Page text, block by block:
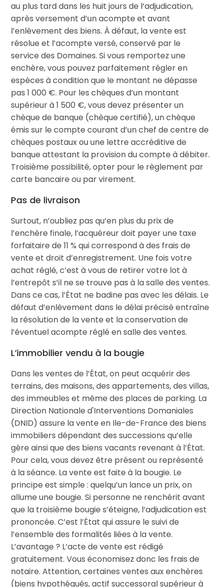
au plus tard dans les huit jours de l’adjudication,
après versement d’un acompte et avant
l’enlèvement des biens. À défaut, la vente est
résolue et l’acompte versé, conservé par le
service des Domaines. Si vous remportez une
enchère, vous pouvez parfaitement régler en
espèces à condition que le montant ne dépasse
pas 1 000 €. Pour les chèques d’un montant
supérieur à 1 500 €, vous devez présenter un
chèque de banque (chèque certifié), un chèque
émis sur le compte courant d’un chef de centre de
chèques postaux ou une lettre accréditive de
banque attestant la provision du compte à débiter.
Troisième possibilité, opter pour le règlement par
carte bancaire ou par virement.
Pas de livraison
Surtout, n’oubliez pas qu’en plus du prix de
l’enchère finale, l’acquéreur doit payer une taxe
forfaitaire de 11 % qui correspond à des frais de
vente et droit d’enregistrement. Une fois votre
achat réglé, c’est à vous de retirer votre lot à
l’entrepôt s’il ne se trouve pas à la salle des ventes.
Dans ce cas, l’État ne badine pas avec les délais. Le
défaut d’enlèvement dans le délai précisé entraîne
la résolution de la vente et la conservation de
l’éventuel acompte réglé en salle des ventes.
L’immobilier vendu à la bougie
Dans les ventes de l’État, on peut acquérir des
terrains, des maisons, des appartements, des villas,
des immeubles et même des places de parking. La
Direction Nationale d'Interventions Domaniales
(DNID) assure la vente en Ile-de-France des biens
immobiliers dépendant des successions qu’elle
gère ainsi que des biens vacants revenant à l’État.
Pour cela, vous devez être présent ou représenté
à la séance. La vente est faite à la bougie. Le
principe est simple : quelqu’un lance un prix, on
allume une bougie. Si personne ne renchérit avant
que la troisième bougie s’éteigne, l’adjudication est
prononcée. C’est l’État qui assure le suivi de
l’ensemble des formalités liées à la vente.
L’avantage ? L’acte de vente est rédigé
gratuitement. Vous économisez donc les frais de
notaire. Attention, certaines ventes aux enchères
(biens hypothéqués, actif successoral supérieur à